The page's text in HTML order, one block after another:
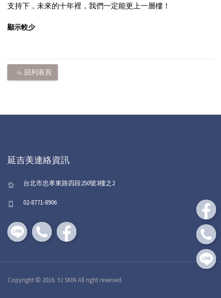
支持下，未來的十年裡，我們一定能更上一層樓！
顯示較少
回列表頁
延吉美連絡資訊
台北市忠孝東路四段250號3樓之2
02-8771-8906
Copyright © 2016. YJ SKIN All right reserved.